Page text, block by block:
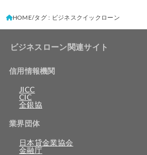
HOME タグ : ビジネスクイックローン
ビジネスローン関連サイト
信用情報機関
JICC
CIC
全銀協
業界団体
日本貸金業協会
金融庁